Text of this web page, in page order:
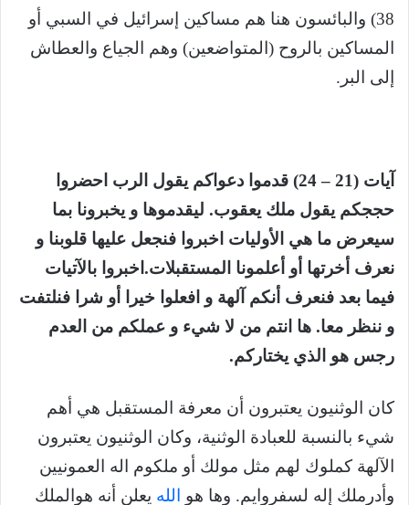
38) والبائسون هنا هم مساكين إسرائيل في السبي أو
المساكين بالروح (المتواضعين) وهم الجياع والعطاش
إلى البر.
آيات (21 – 24) قدموا دعواكم يقول الرب احضروا
حججكم يقول ملك يعقوب. ليقدموها و يخبرونا بما
سيعرض ما هي الأوليات اخبروا فنجعل عليها قلوبنا و
نعرف أخرتها أو أعلمونا المستقبلات.اخبروا بالآتيات
فيما بعد فنعرف أنكم آلهة و افعلوا خيرا أو شرا فنلتفت
و ننظر معا. ها انتم من لا شيء و عملكم من العدم
رجس هو الذي يختاركم.
كان الوثنيون يعتبرون أن معرفة المستقبل هي أهم
شيء بالنسبة للعبادة الوثنية، وكان الوثنيون يعتبرون
الآلهة كملوك لهم مثل مولك أو ملكوم اله العمونيين
وأدرملك إله لسفروايم. وها هو
الله يعلن أنه هوالملك